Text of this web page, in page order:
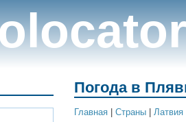
Погода в
Главная Cтраны Латвия